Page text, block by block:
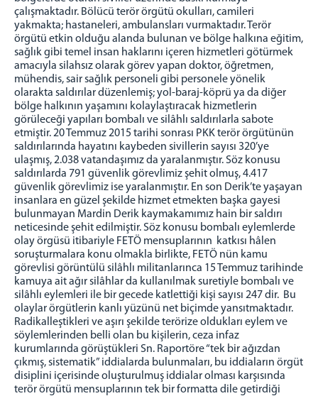
çalışmaktadır. Bölücü terör örgütü okulları, camileri
yakmakta; hastaneleri, ambulansları vurmaktadır. Terör
örgütü etkin olduğu alanda bulunan ve bölge halkına eğitim,
sağlık gibi temel insan haklarını içeren hizmetleri götürmek
amacıyla silahsız olarak görev yapan doktor, öğretmen,
mühendis, sair sağlık personeli gibi personele yönelik
olarakta saldırılar düzenlemiş; yol-baraj-köprü ya da diğer
bölge halkının yaşamını kolaylaştıracak hizmetlerin
görüleceği yapıları bombalı ve silâhlı saldırılarla sabote
etmiştir. 20 Temmuz 2015 tarihi sonrası PKK terör örgütünün
saldırılarında hayatını kaybeden sivillerin sayısı 320’ye
ulaşmış, 2.038 vatandaşımız da yaralanmıştır. Söz konusu
saldırılarda 791 güvenlik görevlimiz şehit olmuş, 4.417
güvenlik görevlimiz ise yaralanmıştır. En son Derik’te yaşayan
insanlara en güzel şekilde hizmet etmekten başka gayesi
bulunmayan Mardin Derik kaymakamımız hain bir saldırı
neticesinde şehit edilmiştir. Söz konusu bombalı eylemlerde
olay örgüsü itibariyle FETÖ mensuplarının katkısı hâlen
soruşturmalara konu olmakla birlikte, FETÖ nün kamu
görevlisi görüntülü silâhlı militanlarınca 15 Temmuz tarihinde
kamuya ait ağır silâhlar da kullanılmak suretiyle bombalı ve
silâhlı eylemleri ile bir gecede katlettiği kişi sayısı 247 dir. Bu
olaylar örgütlerin kanlı yüzünü net biçimde yansıtmaktadır.
Radikalleştikleri ve aşırı şekilde terörize oldukları eylem ve
söylemlerinden belli olan bu kişilerin, ceza infaz
kurumlarında görüştükleri Sn. Raportöre “tek bir ağızdan
çıkmış, sistematik” iddialarda bulunmaları, bu iddiaların örgüt
disiplini içerisinde oluşturulmuş iddialar olması karşısında
terör örgütü mensuplarının tek bir formatta dile getirdiği